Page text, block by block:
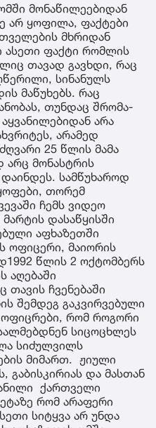
მონაწილეებიდან
არ ყოფილა, ფაქტები
მხრიდან
ფაქტი რომლის
თავად გავხდი, რაც
სინანულს
მაწუხებს. რაც
თუნდაც შრომა-
არა
არამედ
25 წლის მამა
მონასტრის
სამწუხაროდ
თორემ
ჩემს ვიდეო
დასაწყისში
აფხაზეთში
ოფიცერი, მაიორის
წლის 2 ოქტომბერს
აღებაში
ჩვენებაში
შემდეგ გაკვირვებული
რომ როგორი
სიცოცხლეს
სიძულვილს
მიმართ. ჟიული
გაბისკირიას და მასთან
ქართველი
რომ არაფერი
სიტყვა არ უნდა